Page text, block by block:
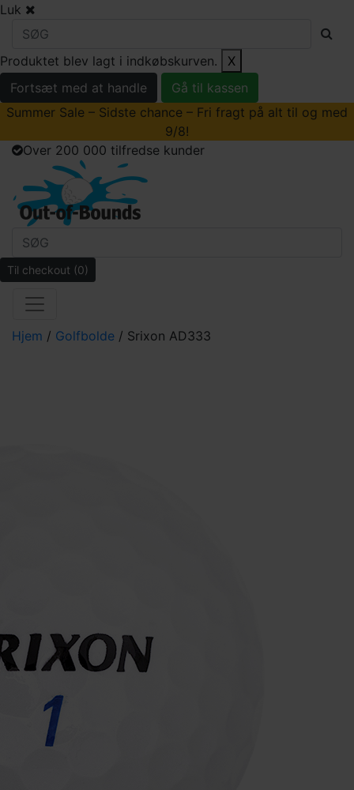
Luk
Produktet blev lagt i indkøbskurven.
X
Fortsæt med at handle
Gå til kassen
Summer Sale – Sidste chance – Fri fragt på alt til og med
9/8!
Over 200 000 tilfredse kunder
Til checkout (0)
Hjem / Golfbolde / Srixon AD333